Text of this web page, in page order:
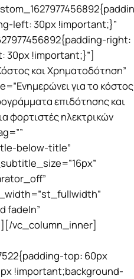
left: 30px !important;}”
right:
30px !important;}”]
και Χρηματοδότηση”
για το κόστος
επιδότησης και
φορτιστές ηλεκτρικών
below-title”
fadeIn”
vc_column_inner]
top: 60px
!important;background-